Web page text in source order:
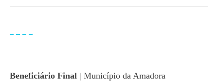
Beneficiário Final | Município da Amadora